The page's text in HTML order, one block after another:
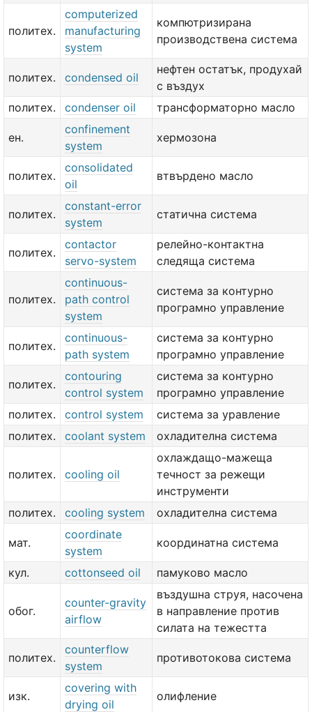
политех.
computerized
manufacturing
system
компютризирана
производствена система
политех. condensed oil
нефтен остатък, продухай
с въздух
политех.
condenser oil трансформаторно масло
ен.
confinement
system
хермозона
политех.
consolidated
oil
втвърдено масло
политех.
constant-error
system
статична система
политех.
contactor
servo-system
релейно-контактна
следяща система
политех.
continuous-
path control
system
система за контурно
програмно управление
политех.
continuous-
path system
система за контурно
програмно управление
политех.
contouring
control system
система за контурно
програмно управление
политех.
control system
система за уравление
политех.
coolant system охладителна система
политех. cooling oil
охлаждащо-мажеща
течност за режещи
инструменти
политех.
cooling system охладителна система
мат.
coordinate
system
координатна система
кул. cottonseed oil памуково масло
обог.
counter-gravity
airflow
въздушна струя, насочена
в направление против
силата на тежестта
политех.
counterflow
system
противотокова система
изк.
covering with
drying oil
олифление